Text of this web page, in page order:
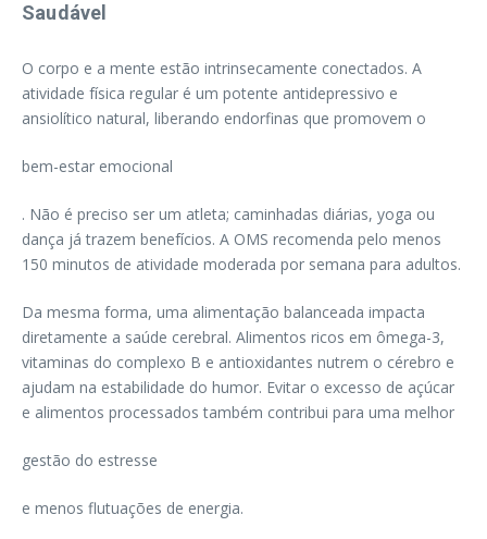
Saudável
O corpo e a mente estão intrinsecamente conectados. A
atividade física regular é um potente antidepressivo e
ansiolítico natural, liberando endorfinas que promovem o
bem-estar emocional
. Não é preciso ser um atleta; caminhadas diárias, yoga ou
dança já trazem benefícios. A OMS recomenda pelo menos
150 minutos de atividade moderada por semana para adultos.
Da mesma forma, uma alimentação balanceada impacta
diretamente a saúde cerebral. Alimentos ricos em ômega-3,
vitaminas do complexo B e antioxidantes nutrem o cérebro e
ajudam na estabilidade do humor. Evitar o excesso de açúcar
e alimentos processados também contribui para uma melhor
gestão do estresse
e menos flutuações de energia.